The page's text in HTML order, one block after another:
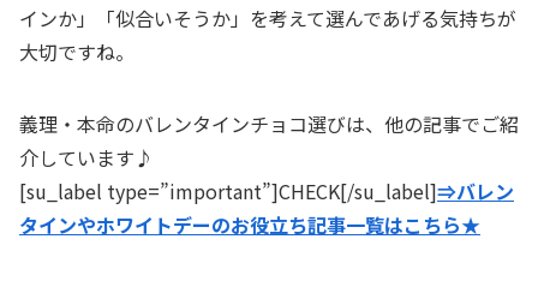
インか」「似合いそうか」を考えて選んであげる気持ちが
大切ですね。
義理・本命のバレンタインチョコ選びは、他の記事でご紹
介しています♪
[su_label type=”important”]CHECK[/su_label]⇒バレン
タインやホワイトデーのお役立ち記事一覧はこちら★